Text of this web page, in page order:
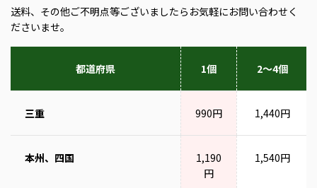
送料、その他ご不明点等ございましたらお気軽にお問い合わせく
ださいませ。
都道府県 1個 2～4個
三重 990円 1,440円
本州、四国
1,190
円
1,540円